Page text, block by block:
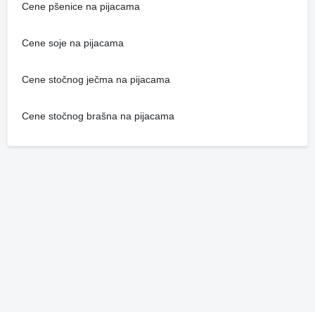
Cene pšenice na pijacama
Cene soje na pijacama
Cene stočnog ječma na pijacama
Cene stočnog brašna na pijacama